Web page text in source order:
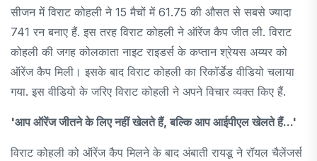
सीजन में विराट कोहली ने 15 मैचों में 61.75 की औसत से सबसे ज्यादा
741 रन बनाए हैं. इस तरह विराट कोहली ने ऑरेंज कैप जीत ली. विराट
कोहली की जगह कोलकाता नाइट राइडर्स के कप्तान श्रेयस अय्यर को
ऑरेंज कैप मिली। इसके बाद विराट कोहली का रिकॉर्डेड वीडियो चलाया
गया. इस वीडियो के जरिए विराट कोहली ने अपने विचार व्यक्त किए हैं.
'आप ऑरेंज जीतने के लिए नहीं खेलते हैं, बल्कि आप आईपीएल खेलते हैं...'
विराट कोहली को ऑरेंज कैप मिलने के बाद अंबाती रायडू ने रॉयल चैलेंजर्स